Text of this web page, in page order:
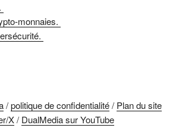
monnaies.
/politique de confidentialité/ Plan du site
X/ DualMedia sur YouTube